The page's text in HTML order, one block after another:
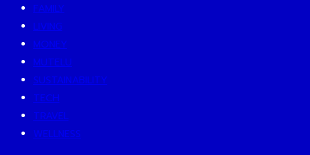
FAMILY
LIVING
MONEY
MUTELU
SUSTAINABILITY
TECH
TRAVEL
WELLNESS